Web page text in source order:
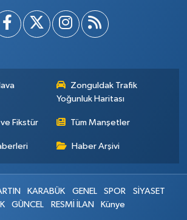
Zonguldak Trafik
Yoğunluk Haritası
ve Fikstür Tüm Manşetler
Haber Arşivi
KARABÜK GENEL SPOR
SİYASET
GÜNCEL RESMİ İLAN Künye